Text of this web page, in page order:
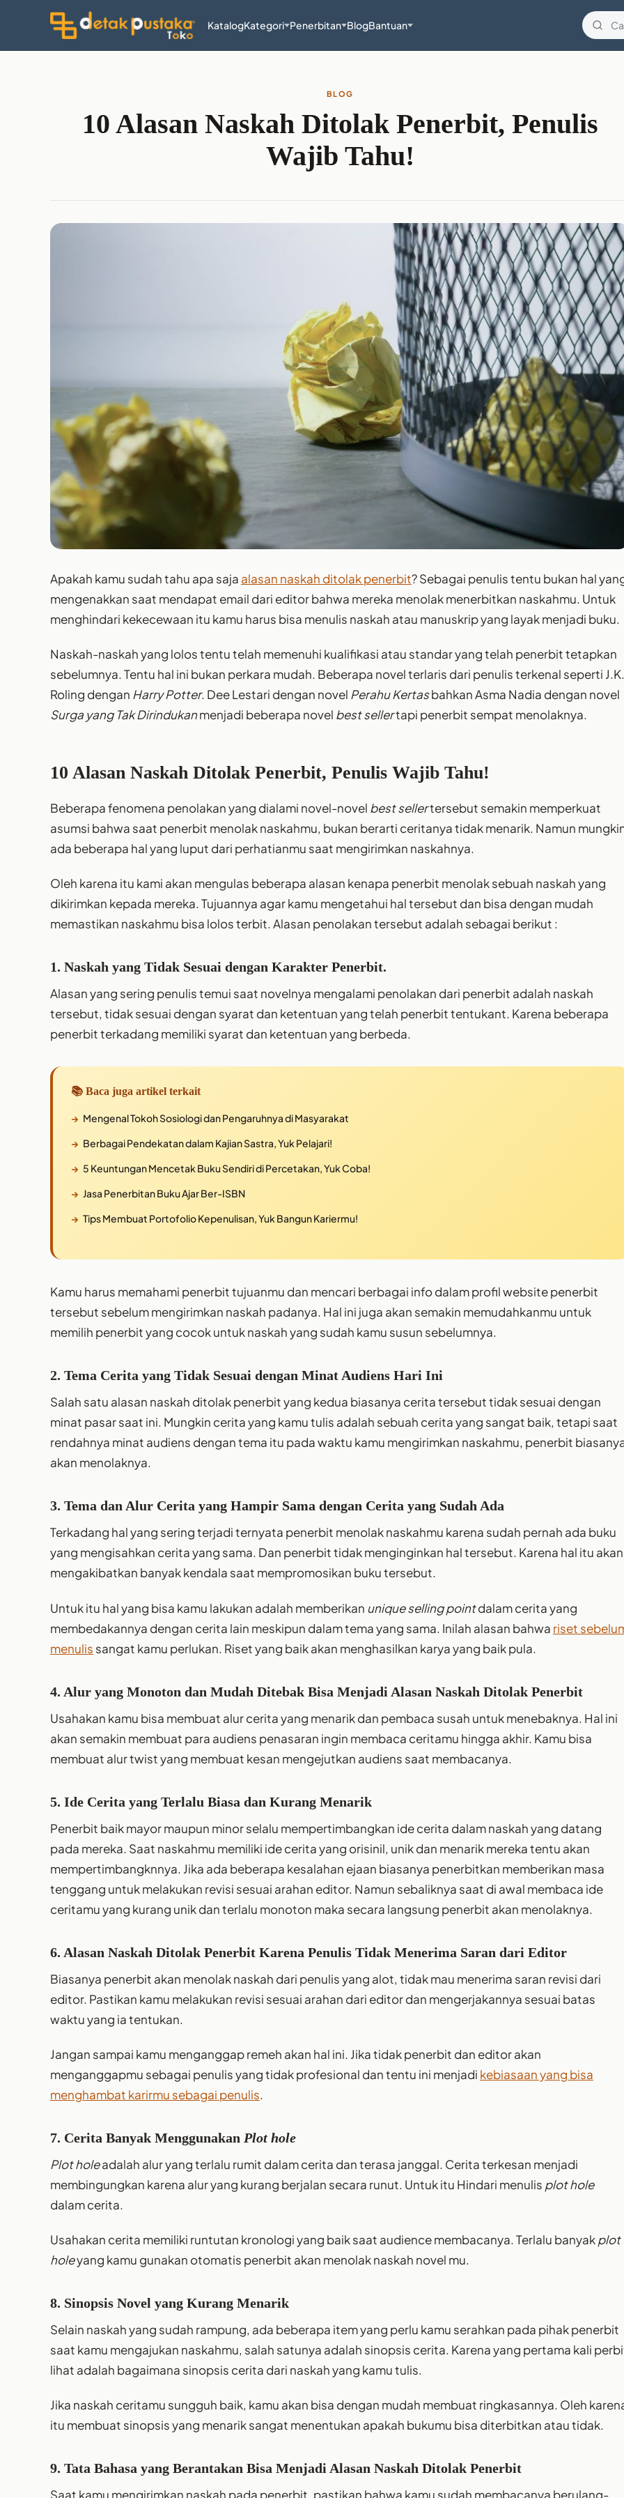
KatalogKategori Penerbitan BlogBantuan
BLOG
10 Alasan Naskah Ditolak Penerbit, Penulis
Wajib Tahu!
Apakah kamu sudah tahu apa saja alasan naskah ditolak penerbit? Sebagai penulis tentu bukan hal
mengenakkan saat mendapat email dari editor bahwa mereka menolak menerbitkan naskahmu. Untuk
menghindari kekecewaan itu kamu harus bisa menulis naskah atau manuskrip yang layak menjadi buku.
Naskah-naskah yang lolos tentu telah memenuhi kualifikasi atau standar yang telah penerbit tetapkan
sebelumnya. Tentu hal ini bukan perkara mudah. Beberapa novel terlaris dari penulis terkenal seperti J.K.
Roling dengan Harry Potter. Dee Lestari dengan novel Perahu Kertasbahkan Asma Nadia dengan novel
Surga yang Tak Dirindukanmenjadi beberapa novel best sellertapi penerbit sempat menolaknya.
10 Alasan Naskah Ditolak Penerbit, Penulis Wajib Tahu!
Beberapa fenomena penolakan yang dialami novel-novel best sellertersebut semakin memperkuat
asumsi bahwa saat penerbit menolak naskahmu, bukan berarti ceritanya tidak menarik. Namun
ada beberapa hal yang luput dari perhatianmu saat mengirimkan naskahnya.
Oleh karena itu kami akan mengulas beberapa alasan kenapa penerbit menolak sebuah naskah yang
dikirimkan kepada mereka. Tujuannya agar kamu mengetahui hal tersebut dan bisa dengan mudah
memastikan naskahmu bisa lolos terbit. Alasan penolakan tersebut adalah sebagai berikut :
1. Naskah yang Tidak Sesuai dengan Karakter Penerbit.
Alasan yang sering penulis temui saat novelnya mengalami penolakan dari penerbit adalah naskah
tersebut, tidak sesuai dengan syarat dan ketentuan yang telah penerbit tentukant. Karena beberapa
penerbit terkadang memiliki syarat dan ketentuan yang berbeda.
📚 Baca juga artikel terkait
Mengenal Tokoh Sosiologi dan Pengaruhnya di Masyarakat
Berbagai Pendekatan dalam Kajian Sastra, Yuk Pelajari!
5 Keuntungan Mencetak Buku Sendiri di Percetakan, Yuk Coba!
Jasa Penerbitan Buku Ajar Ber-ISBN
Tips Membuat Portofolio Kepenulisan, Yuk Bangun Kariermu!
Kamu harus memahami penerbit tujuanmu dan mencari berbagai info dalam profil website penerbit
tersebut sebelum mengirimkan naskah padanya. Hal ini juga akan semakin memudahkanmu untuk
memilih penerbit yang cocok untuk naskah yang sudah kamu susun sebelumnya.
2. Tema Cerita yang Tidak Sesuai dengan Minat Audiens Hari Ini
Salah satu alasan naskah ditolak penerbit yang kedua biasanya cerita tersebut tidak sesuai dengan
minat pasar saat ini. Mungkin cerita yang kamu tulis adalah sebuah cerita yang sangat baik, tetapi saat
rendahnya minat audiens dengan tema itu pada waktu kamu mengirimkan naskahmu, penerbit
akan menolaknya.
3. Tema dan Alur Cerita yang Hampir Sama dengan Cerita yang Sudah Ada
Terkadang hal yang sering terjadi ternyata penerbit menolak naskahmu karena sudah pernah ada buku
yang mengisahkan cerita yang sama. Dan penerbit tidak menginginkan hal tersebut. Karena hal itu akan
mengakibatkan banyak kendala saat mempromosikan buku tersebut.
Untuk itu hal yang bisa kamu lakukan adalah memberikan unique selling pointdalam cerita yang
membedakannya dengan cerita lain meskipun dalam tema yang sama. Inilah alasan bahwa riset
menulis sangat kamu perlukan. Riset yang baik akan menghasilkan karya yang baik pula.
4. Alur yang Monoton dan Mudah Ditebak Bisa Menjadi Alasan Naskah Ditolak Penerbit
Usahakan kamu bisa membuat alur cerita yang menarik dan pembaca susah untuk menebaknya. Hal ini
akan semakin membuat para audiens penasaran ingin membaca ceritamu hingga akhir. Kamu bisa
membuat alur twist yang membuat kesan mengejutkan audiens saat membacanya.
5. Ide Cerita yang Terlalu Biasa dan Kurang Menarik
Penerbit baik mayor maupun minor selalu mempertimbangkan ide cerita dalam naskah yang datang
pada mereka. Saat naskahmu memiliki ide cerita yang orisinil, unik dan menarik mereka tentu akan
mempertimbangknnya. Jika ada beberapa kesalahan ejaan biasanya penerbitkan memberikan masa
tenggang untuk melakukan revisi sesuai arahan editor. Namun sebaliknya saat di awal membaca ide
ceritamu yang kurang unik dan terlalu monoton maka secara langsung penerbit akan menolaknya.
6. Alasan Naskah Ditolak Penerbit Karena Penulis Tidak Menerima Saran dari Editor
Biasanya penerbit akan menolak naskah dari penulis yang alot, tidak mau menerima saran revisi dari
editor. Pastikan kamu melakukan revisi sesuai arahan dari editor dan mengerjakannya sesuai batas
waktu yang ia tentukan.
Jangan sampai kamu menganggap remeh akan hal ini. Jika tidak penerbit dan editor akan
menganggapmu sebagai penulis yang tidak profesional dan tentu ini menjadi kebiasaan yang bisa
menghambat karirmu sebagai penulis.
7. Cerita Banyak Menggunakan Plot hole
Plot holeadalah alur yang terlalu rumit dalam cerita dan terasa janggal. Cerita terkesan menjadi
membingungkan karena alur yang kurang berjalan secara runut. Untuk itu Hindari menulis plot hole
dalam cerita.
Usahakan cerita memiliki runtutan kronologi yang baik saat audience membacanya. Terlalu banyakplot
holeyang kamu gunakan otomatis penerbit akan menolak naskah novel mu.
8. Sinopsis Novel yang Kurang Menarik
Selain naskah yang sudah rampung, ada beberapa item yang perlu kamu serahkan pada pihak penerbit
saat kamu mengajukan naskahmu, salah satunya adalah sinopsis cerita. Karena yang pertama kali
lihat adalah bagaimana sinopsis cerita dari naskah yang kamu tulis.
Jika naskah ceritamu sungguh baik, kamu akan bisa dengan mudah membuat ringkasannya. Oleh
itu membuat sinopsis yang menarik sangat menentukan apakah bukumu bisa diterbitkan atau tidak.
9. Tata Bahasa yang Berantakan Bisa Menjadi Alasan Naskah Ditolak Penerbit
Saat kamu mengirimkan naskah pada penerbit, pastikan bahwa kamu sudah membacanya berulang-